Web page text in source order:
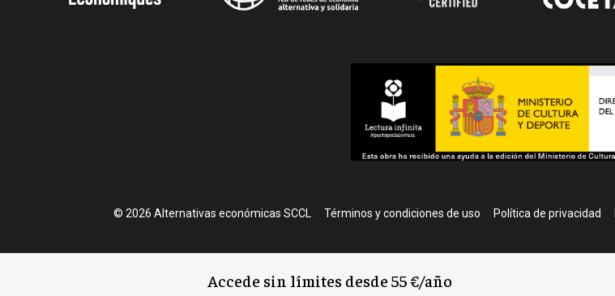
Accede sin límites desde 55 €/año
© 2026 Alternativas económicas SCCL Footer
Términos y condiciones de uso Política de privacidad